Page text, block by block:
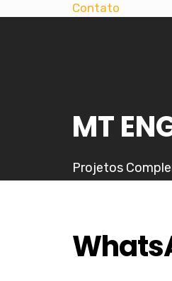
Contato
MT
Projetos